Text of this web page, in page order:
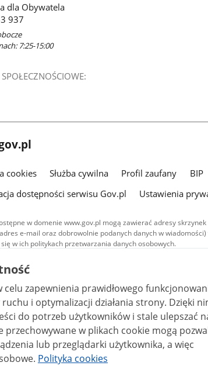
dla Obywatela
937
7:25-15:00
cookies Służba cywilna Profil zaufany BIP
dostępności serwisu Gov.pl
Ustawienia
w domenie www.gov.pl mogą zawierać adresy
e-mail oraz dobrowolnie podanych danych w
w ich politykach przetwarzania danych osobowych.
Treści tekstowe publikowane w serwisie (z wyłączeniem
udostępniane na licencji typu Creative Commons: uznanie
warunkach 4.0 (CC BY-SA 4.0). Materiały audiowizualne,
są udostępniane na licencji typu Creative Commons:
bez utworów zależnych 4.0 (CC BY-NC-ND 4.0), o ile nie
zapewnienia prawidłowego
i optymalizacji działania strony. Dzięki nim
do potrzeb użytkowników i stale ulepszać
lub przeglądarki użytkownika, a więc
Polityka cookies